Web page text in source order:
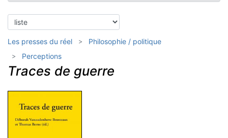
Les presses du réel
Philosophie / politique
Perceptions
Traces de guerre